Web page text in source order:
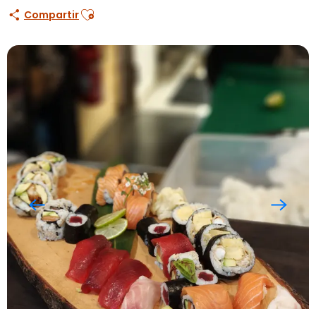
CompartirAjouter aux favoris